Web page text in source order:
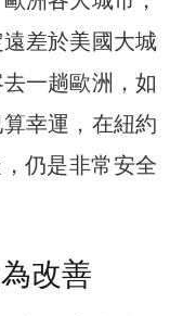
差於美國大城
一趟歐洲，如
幸運，在紐約
仍是非常安全
改善